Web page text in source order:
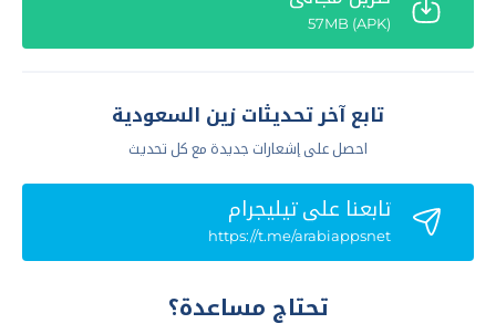
(APK) 57MB
تابع آخر تحديثات زين السعودية
احصل على إشعارات جديدة مع كل تحديث
تابعنا علي تيليجرام
https://t.me/arabiappsnet
تحتاج مساعدة؟